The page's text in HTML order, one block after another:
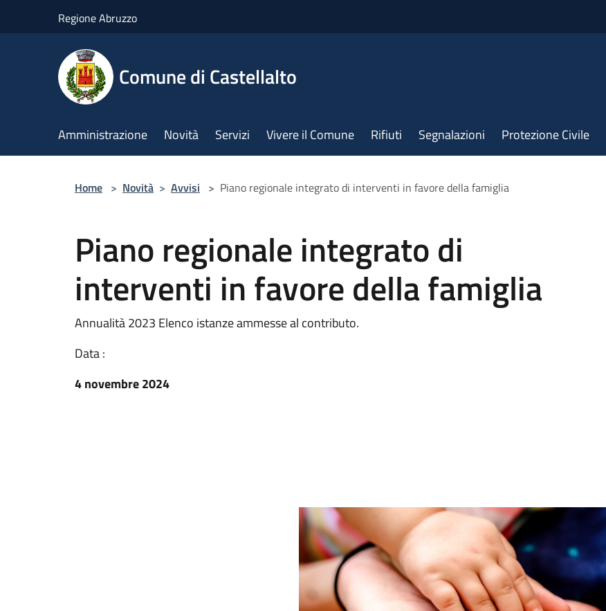
Regione Abruzzo
Comune di Castellalto
Amministrazione Novità Servizi Vivere il Comune Rifiuti Segnalazioni Protezione Civile
Home > Novità > Avvisi > Piano regionale integrato di interventi in favore della famiglia
Piano regionale integrato di
interventi in favore della famiglia
Annualità 2023 Elenco istanze ammesse al contributo.
Data :
4 novembre 2024